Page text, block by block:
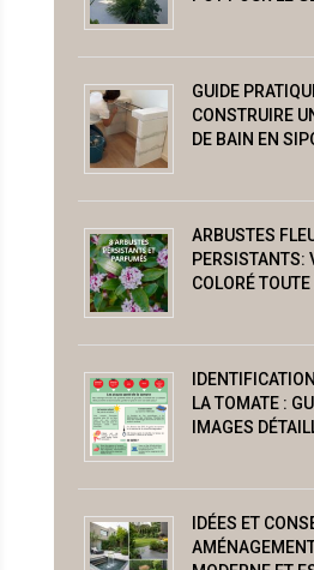
GUIDE
CONSTRUIRE
DE BAIN EN
ARBUSTES
PERSISTANTS:
COLORÉ TOUTE
LA TOMATE :
IMAGES
IDÉES ET